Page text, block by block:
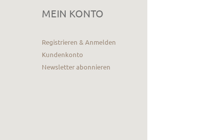
MEIN KONTO
Registrieren & Anmelden
Kundenkonto
Newsletter abonnieren